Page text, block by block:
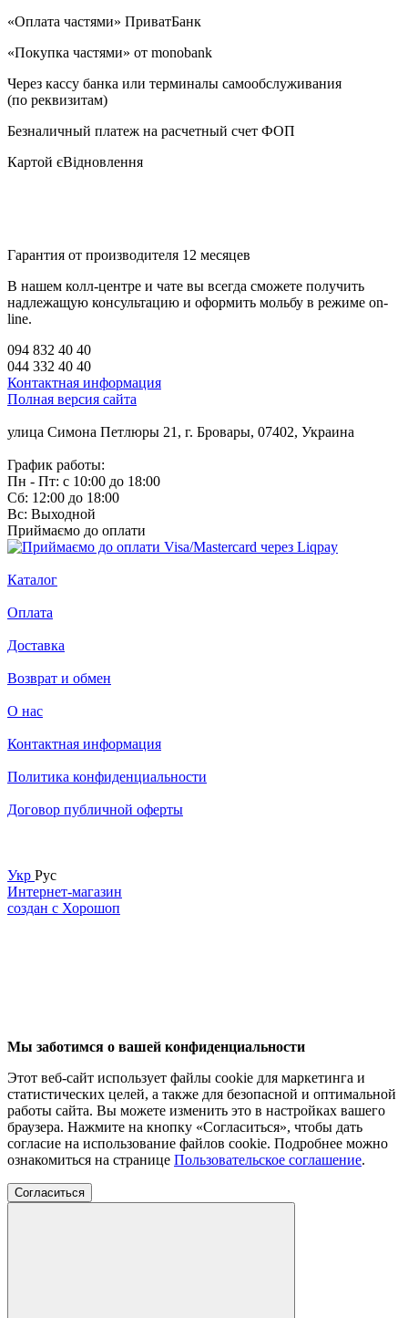
«Оплата частями» ПриватБанк
«Покупка частями» от monobank
Через кассу банка или терминалы самообслуживания
(по реквизитам)
Безналичный платеж на расчетный счет ФОП
Картой єВідновлення
Гарантия от производителя 12 месяцев
В нашем колл-центре и чате вы всегда сможете получить
надлежащую консультацию и оформить мольбу в режиме on-
line.
094 832 40 40
044 332 40 40
Контактная информация
Полная версия сайта
улица Симона Петлюры 21, г. Бровары, 07402, Украина
График работы:
Пн - Пт: с 10:00 до 18:00
Сб: 12:00 до 18:00
Вс: Выходной
Приймаємо до оплати
Каталог
Оплата
Доставка
Возврат и обмен
О нас
Контактная информация
Политика конфиденциальности
Договор публичной оферты
Укр Рус
Интернет-магазин
создан с Хорошоп
Мы заботимся о вашей конфиденциальности
Этот веб-сайт использует файлы cookie для маркетинга и
статистических целей, а также для безопасной и оптимальной
работы сайта. Вы можете изменить это в настройках вашего
браузера. Нажмите на кнопку «Согласиться», чтобы дать
согласие на использование файлов cookie. Подробнее можно
ознакомиться на странице Пользовательское соглашение.
Согласиться